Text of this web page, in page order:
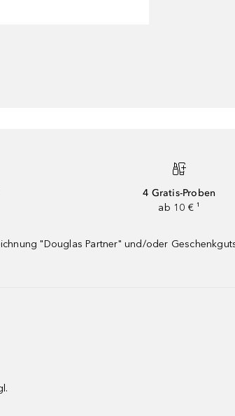
4 Gratis-Proben
ab 10 € ¹
"Douglas Partner" und/oder